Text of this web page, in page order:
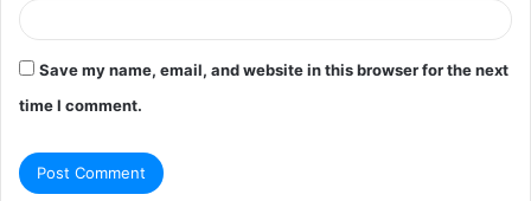
Save my name, email, and website in this browser for the next
time I comment.